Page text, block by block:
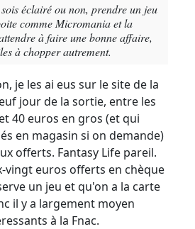
éclairé ou non, prendre un jeu
comme Micromania et la
à faire une bonne affaire,
à chopper autrement.
je les ai eus sur le site de la
jour de la sortie, entre les
40 euros en gros (et qui
en magasin si on demande)
offerts. Fantasy Life pareil.
vingt euros offerts en chèque
un jeu et qu'on a la carte
il y a largement moyen
à la Fnac.